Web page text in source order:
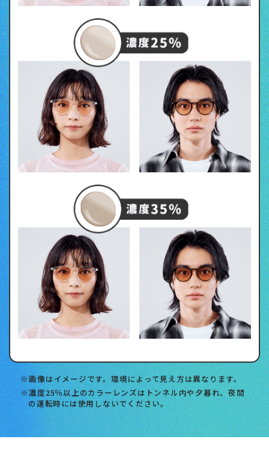
画像はイメージです。環境によって見え方は異なります。
濃度25％以上のカラーレンズはトンネル内や夕暮れ、夜間
の運転時には使用しないでください。